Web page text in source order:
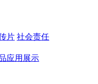
片 社会责任
应用展示